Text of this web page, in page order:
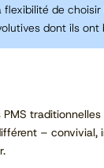
flexibilité de
dont ils ont
– convivial,